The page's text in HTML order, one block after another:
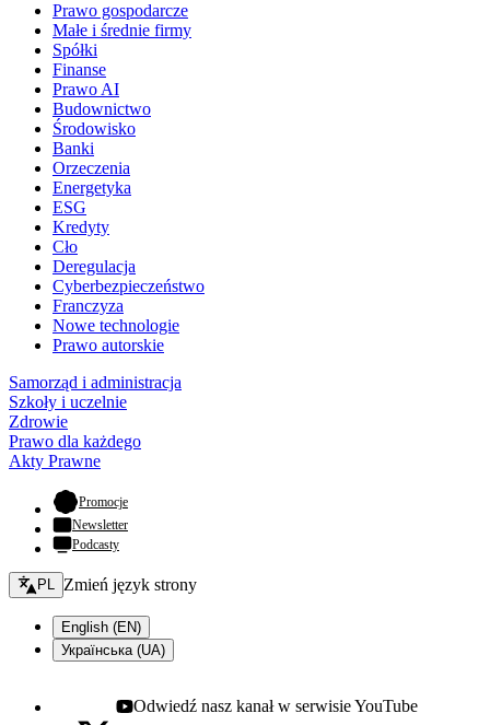
Prawo gospodarcze
Małe i średnie firmy
Spółki
Finanse
Prawo AI
Budownictwo
Środowisko
Banki
Orzeczenia
Energetyka
ESG
Kredyty
Cło
Deregulacja
Cyberbezpieczeństwo
Franczyza
Nowe technologie
Prawo autorskie
Samorząd i administracja
Szkoły i uczelnie
Zdrowie
Prawo dla każdego
Akty Prawne
Promocje- otwiera się w nowej karcie
Newsletter
Podcasty
Zmień język - bieżący:
PL Zmień język strony
English (EN)
Українська (UA)
Youtube - otwiera się w nowej karcie
Odwiedź nasz kanał w serwisie YouTube